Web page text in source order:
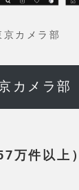
京カメラ部
カメラ部
件以上）